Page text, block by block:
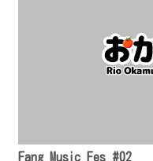
Fang Music Fes #02